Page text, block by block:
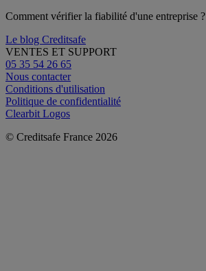
Comment vérifier la fiabilité d'une entreprise ?
Le blog Creditsafe
VENTES ET SUPPORT
05 35 54 26 65
Nous contacter
Conditions d'utilisation
Politique de confidentialité
Clearbit Logos
© Creditsafe France 2026